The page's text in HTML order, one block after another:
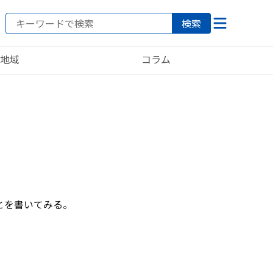
検索
地域 コラム
書いてみる。